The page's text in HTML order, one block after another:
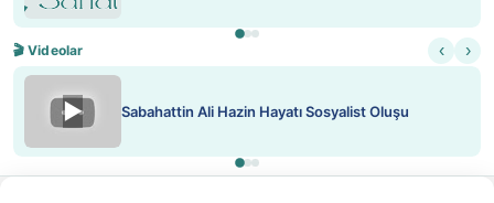
🎬 Videolar ‹ ›
Hayatı Sosyalist Oluşu ▶ ATEŞ YAKMAK